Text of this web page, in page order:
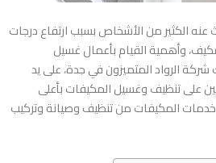
عنه الكثير من الأشخاص بسبب ارتفاع درجات
وأهمية القيام بأعمال غسيل
الرواد المتميزون في جدة، على يد
على تنظيف وغسيل المكيفات بأعلى
المكيفات من تنظيف وصيانة وتركيب